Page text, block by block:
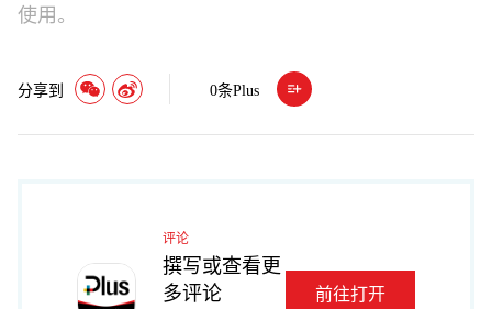
使用。
分享到 0条Plus
评论
撰写或查看更
多评论
前往打开